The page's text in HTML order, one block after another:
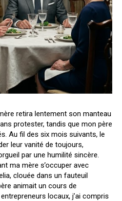
retira lentement son manteau
protester, tandis que mon père
Au fil des six mois suivants, le
leur vanité de toujours,
par une humilité sincère.
ma mère s’occuper avec
clouée dans un fauteuil
animait un cours de
locaux, j’ai compris